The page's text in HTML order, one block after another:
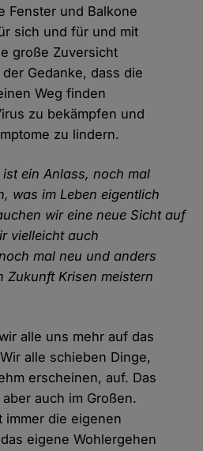
Fenster und Balkone
sich und für und mit
große Zuversicht
Gedanke, dass die
Weg finden
zu bekämpfen und
zu lindern.
ein Anlass, noch mal
was im Leben eigentlich
wir eine neue Sicht auf
vielleicht auch
mal neu und anders
Zukunft Krisen meistern
alle uns mehr auf das
alle schieben Dinge,
erscheinen, auf. Das
auch im Großen.
immer die eigenen
eigene Wohlergehen